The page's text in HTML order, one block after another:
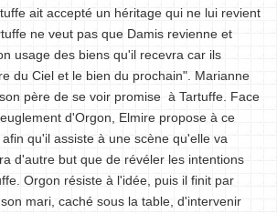
ait accepté un héritage qui ne lui revient
ne veut pas que Damis revienne et
usage des biens qu'il recevra car ils
du Ciel et le bien du prochain". Marianne
père de se voir promise à Tartuffe. Face
d'Orgon, Elmire propose à ce
qu'il assiste à une scène qu'elle va
d'autre but que de révéler les intentions
Orgon résiste à l'idée, puis il finit par
mari, caché sous la table, d'intervenir